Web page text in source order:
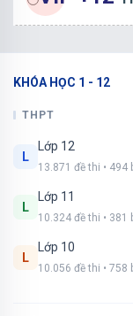
KHÓA HỌC 1 - 12
THPT
L
Lớp 12
13.871 đề thi • 494
L
Lớp 11
10.324 đề thi • 381
L
Lớp 10
10.056 đề thi • 758